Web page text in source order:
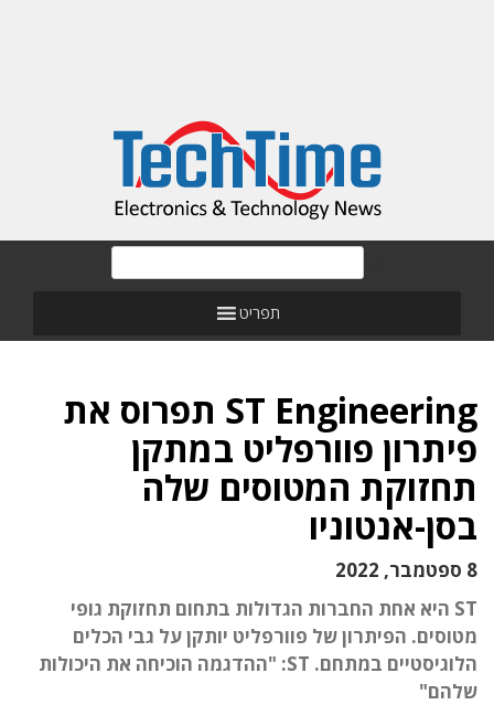
תפריט
ST Engineering תפרוס את
פיתרון פוורפליט במתקן
תחזוקת המטוסים שלה
בסן-אנטוניו
8 ספטמבר, 2022
ST היא אחת החברות הגדולות בתחום תחזוקת גופי
מטוסים. הפיתרון של פוורפליט יותקן על גבי הכלים
הלוגיסטיים במתחם. ST: "ההדגמה הוכיחה את היכולות
שלהם"